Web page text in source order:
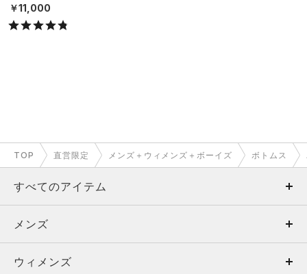
￥11,000
TOP 直営限定 メンズ＋ウィメンズ＋ボーイズ ボトムス
すべてのアイテム
メンズ
ウィメンズ
メンズ
トップス
ウィメンズ